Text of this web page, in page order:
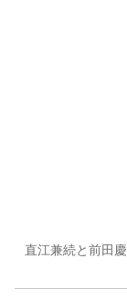
直江兼続と前田